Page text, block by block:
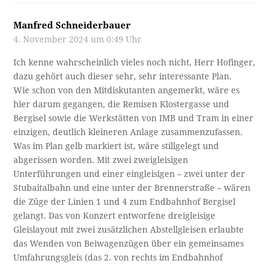
Manfred Schneiderbauer
4. November 2024 um 0:49 Uhr
Ich kenne wahrscheinlich vieles noch nicht, Herr Hofinger,
dazu gehört auch dieser sehr, sehr interessante Plan.
Wie schon von den Mitdiskutanten angemerkt, wäre es
hier darum gegangen, die Remisen Klostergasse und
Bergisel sowie die Werkstätten von IMB und Tram in einer
einzigen, deutlich kleineren Anlage zusammenzufassen.
Was im Plan gelb markiert ist, wäre stillgelegt und
abgerissen worden. Mit zwei zweigleisigen
Unterführungen und einer eingleisigen – zwei unter der
Stubaitalbahn und eine unter der Brennerstraße – wären
die Züge der Linien 1 und 4 zum Endbahnhof Bergisel
gelangt. Das von Konzert entworfene dreigleisige
Gleislayout mit zwei zusätzlichen Abstellgleisen erlaubte
das Wenden von Beiwagenzügen über ein gemeinsames
Umfahrungsgleis (das 2. von rechts im Endbahnhof